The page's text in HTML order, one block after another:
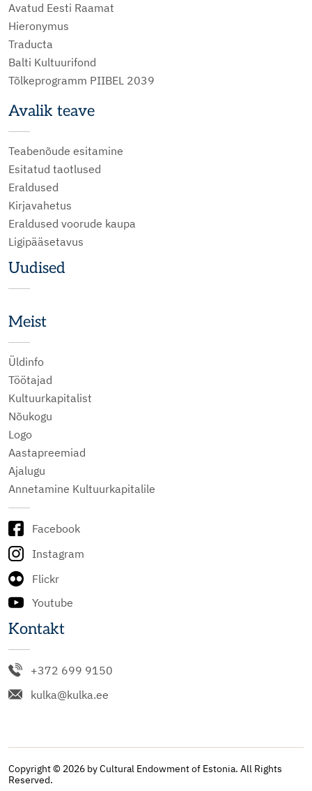
Avatud Eesti Raamat
Hieronymus
Traducta
Balti Kultuurifond
Tõlkeprogramm PIIBEL 2039
Avalik teave
Teabenõude esitamine
Esitatud taotlused
Eraldused
Kirjavahetus
Eraldused voorude kaupa
Ligipääsetavus
Uudised
Meist
Üldinfo
Töötajad
Kultuurkapitalist
Nõukogu
Logo
Aastapreemiad
Ajalugu
Annetamine Kultuurkapitalile
Facebook
Instagram
Flickr
Youtube
Kontakt
+372 699 9150
kulka@kulka.ee
Copyright © 2026 by Cultural Endowment of Estonia. All Rights
Reserved.